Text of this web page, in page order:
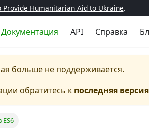
Provide Humanitarian Aid to Ukraine.
Документация API Справка
больше не поддерживается.
обратитесь к последняя версия